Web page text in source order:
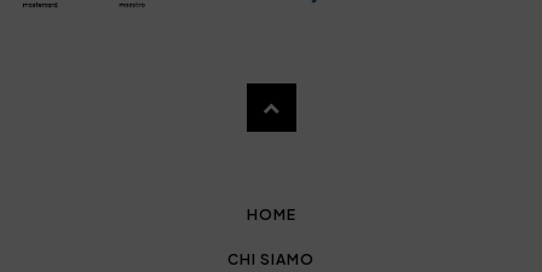
HOME
CHI SIAMO